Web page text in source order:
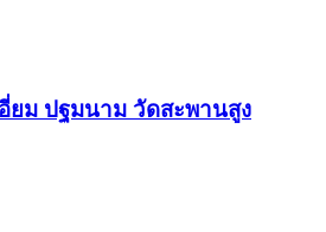
ยม ​ปฐม​นาม​ วัดสะพานสูง​